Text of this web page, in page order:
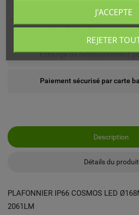
Livré chez vous ou en point
métropolitaine)
Echange ou remboursement
Paiement sécurisé par carte
Description
Détails du produit
PLAFONNIER IP66 COSMOS LED
2061LM
REJETER
J'ACCEPTE